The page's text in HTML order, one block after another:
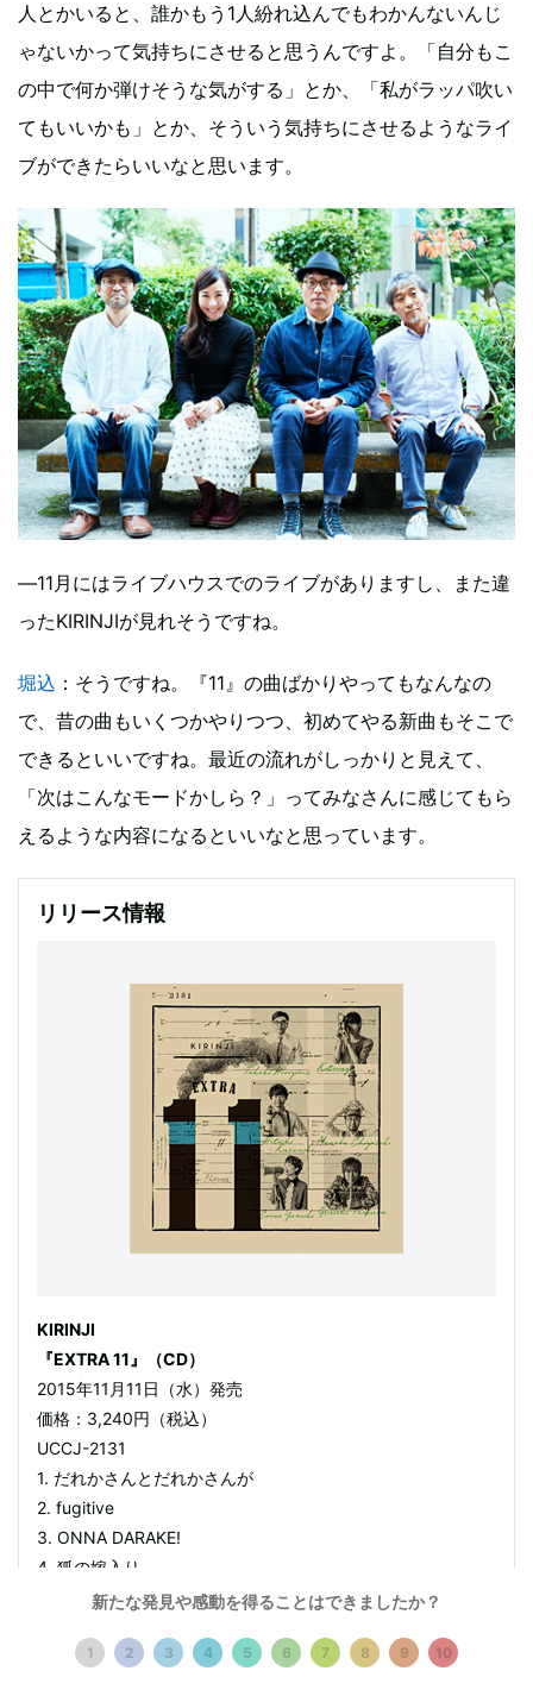
人とかいると、誰かもう1人紛れ込んでもわかんないんじ
ゃないかって気持ちにさせると思うんですよ。「自分もこ
の中で何か弾けそうな気がする」とか、「私がラッパ吹い
てもいいかも」とか、そういう気持ちにさせるようなライ
ブができたらいいなと思います。
―11月にはライブハウスでのライブがありますし、また違
ったKIRINJIが見れそうですね。
堀込 ：そうですね。『11』の曲ばかりやってもなんなの
で、昔の曲もいくつかやりつつ、初めてやる新曲もそこで
できるといいですね。最近の流れがしっかりと見えて、
「次はこんなモードかしら？」ってみなさんに感じてもら
えるような内容になるといいなと思っています。
リリース情報
KIRINJI
『EXTRA 11』（CD）
2015年11月11日（水）発売
価格：3,240円（税込）
UCCJ-2131
1. だれかさんとだれかさんが
2. fugitive
3. ONNA DARAKE!
4. 狐の嫁入り
5. 虹を創ろう
7. ジャメヴ デジャヴ
新たな発見や感動を得ることはできましたか？
1 2 3 4 5 6 7 8 9 10